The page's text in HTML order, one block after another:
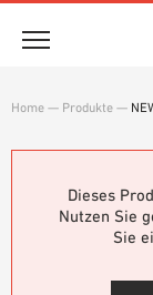
STANDORTE
NACHHALTIGKEIT
Produkte
PRODUKTÜBERSICHT
GEFÜHRTE SUCHE
Lösungen
EINSATZGEBIETE
Home — Produkte —
Dieses
Nutzen Sie
Sie